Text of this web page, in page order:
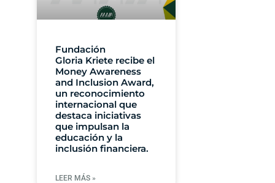
Fundación
Gloria Kriete recibe el
Money Awareness
and Inclusion Award,
un reconocimiento
internacional que
destaca iniciativas
que impulsan la
educación y la
inclusión financiera.
LEER MÁS »